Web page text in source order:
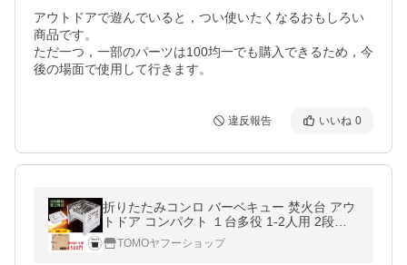
アウトドアで遊んでいると，つい使いたくなるおもしろい
商品です。
ただ一つ，一部のパーツは100均一でも購入できるため，今
後の場面で使用して行きます。
違反報告 いいね 0
折りたたみコンロ バーベキュー 焚火台 アウ
トドア コンパクト １台多役 1-2人用 2段調
節 収納袋付き B6より大きい ステンレス鋼
TOMOヤフーショップ